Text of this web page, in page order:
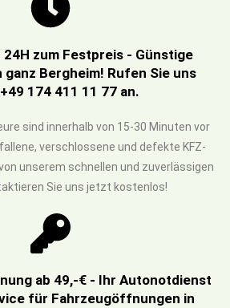
zum Festpreis - Günstige
Bergheim! Rufen Sie uns
174 411 11 77 an.
sind innerhalb von 15-30 Minuten vor
verschlossene und defekte KFZ-
unserem schnellen und zuverlässigen
Sie uns jetzt kostenlos!
ab 49,-€ - Ihr Autonotdienst
für Fahrzeugöffnungen in